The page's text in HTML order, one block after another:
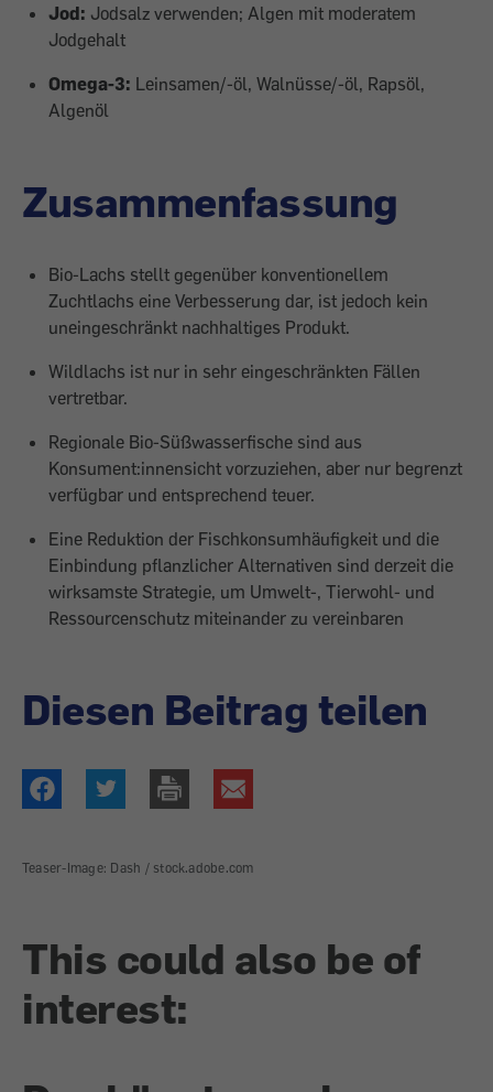
Jod: Jodsalz verwenden; Algen mit moderatem
Jodgehalt
Omega-3: Leinsamen/-öl, Walnüsse/-öl, Rapsöl,
Algenöl
Zusammenfassung
Bio-Lachs stellt gegenüber konventionellem
Zuchtlachs eine Verbesserung dar, ist jedoch kein
uneingeschränkt nachhaltiges Produkt.
Wildlachs ist nur in sehr eingeschränkten Fällen
vertretbar.
Regionale Bio-Süßwasserfische sind aus
Konsument:innensicht vorzuziehen, aber nur begrenzt
verfügbar und entsprechend teuer.
Eine Reduktion der Fischkonsumhäufigkeit und die
Einbindung pflanzlicher Alternativen sind derzeit die
wirksamste Strategie, um Umwelt-, Tierwohl- und
Ressourcenschutz miteinander zu vereinbaren
Diesen Beitrag teilen
Teaser-Image: Dash / stock.adobe.com
This could also be of
interest: